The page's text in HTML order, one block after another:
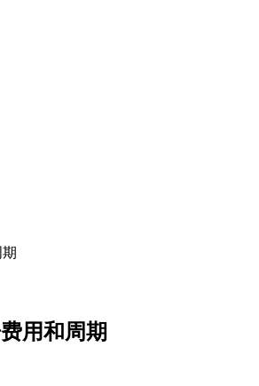
用和周期